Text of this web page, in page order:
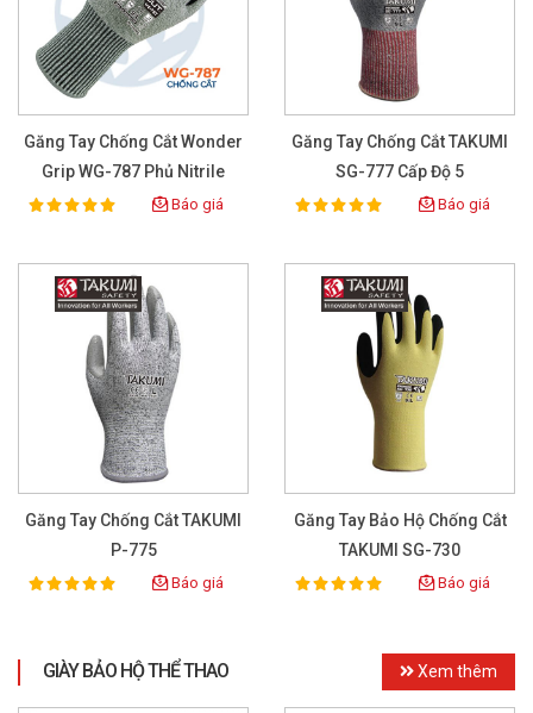
Găng Tay Chống Cắt Wonder
Grip WG-787 Phủ Nitrile
Rating:
100% Báo giá
Găng Tay Chống Cắt TAKUMI
SG-777 Cấp Độ 5
Rating:
100% Báo giá
Găng Tay Chống Cắt TAKUMI
P-775
Rating:
100% Báo giá
Găng Tay Bảo Hộ Chống Cắt
TAKUMI SG-730
Rating:
100% Báo giá
GIÀY BẢO HỘ THỂ THAO Xem thêm